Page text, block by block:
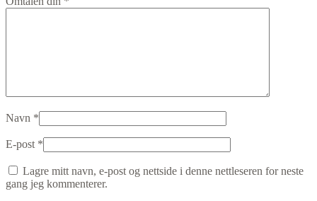
Navn *
E-post *
Lagre mitt navn, e-post og nettside i denne nettleseren for neste
gang jeg kommenterer.